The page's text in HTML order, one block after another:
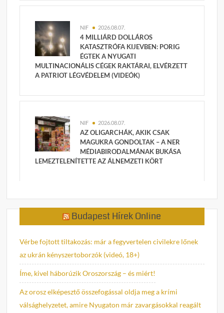
NIF 2026.08.07.
4 MILLIÁRD DOLLÁROS
KATASZTRÓFA KIJEVBEN: PORIG
ÉGTEK A NYUGATI
MULTINACIONÁLIS CÉGEK RAKTÁRAI, ELVÉRZETT
A PATRIOT LÉGVÉDELEM (VIDEÓK)
NIF 2026.08.07.
AZ OLIGARCHÁK, AKIK CSAK
MAGUKRA GONDOLTAK – A NER
MÉDIABIRODALMÁNAK BUKÁSA
LEMEZTELENÍTETTE AZ ÁLNEMZETI KÖRT
Budapest Hírek Online
Vérbe fojtott tiltakozás: már a fegyvertelen civilekre lőnek
az ukrán kényszertoborzók (videó, 18+)
Íme, kivel háborúzik Oroszország – és miért!
Az orosz elképesztő összefogással oldja meg a krími
válsághelyzetet, amire Nyugaton már zavargásokkal reagált